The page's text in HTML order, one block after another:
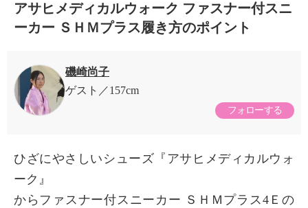
×
アサヒメディカルウォーク ファスナー付スニ
ーカー ＳＨＭプラス履き方のポイント
磯崎尚子
ゲスト
157cm
フォローする
ひざにやさしいシューズ『アサヒメディカルウォ
ーク』
からファスナー付スニーカー ＳＨＭプラス4Ｅの